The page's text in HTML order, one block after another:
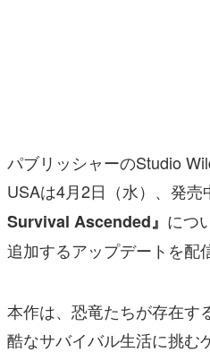
その他
電ファミニコゲーマーとは？
運営：株式会社マレ
パブリッシャーのStudio
USAは4月2日（水）、発売
Survival Ascended』 につ
追加するアップデートを配
本作は、恐竜たちが存在す
酷なサバイバル生活に挑む